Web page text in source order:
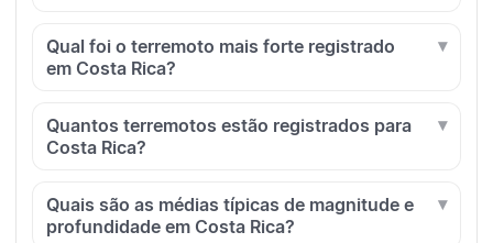
Qual foi o terremoto mais forte registrado
em Costa Rica?
Quantos terremotos estão registrados para
Costa Rica?
Quais são as médias típicas de magnitude e
profundidade em Costa Rica?